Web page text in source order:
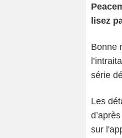
lisez
Bonne
série
Les
sur